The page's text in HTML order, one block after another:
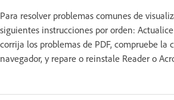
Para resolver problemas comunes de
siguientes instrucciones por orden:
corrija los problemas de PDF, compruebe la
navegador, y repare o reinstale Reader o